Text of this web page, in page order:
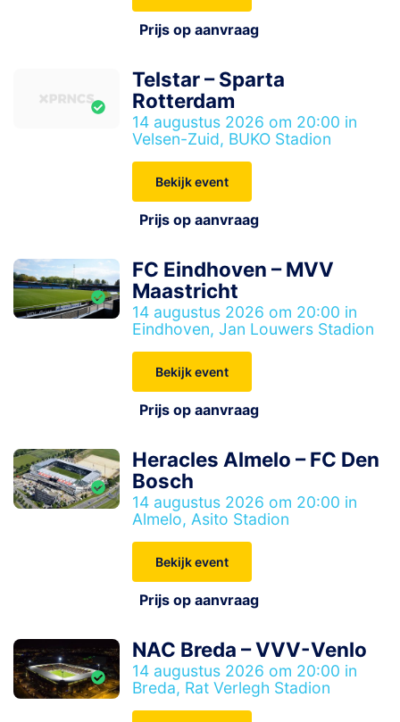
Prijs op aanvraag
Telstar – Sparta
Rotterdam
14 augustus 2026 om 20:00 in
Velsen-Zuid, BUKO Stadion
Bekijk event
Prijs op aanvraag
FC Eindhoven – MVV
Maastricht
14 augustus 2026 om 20:00 in
Eindhoven, Jan Louwers Stadion
Bekijk event
Prijs op aanvraag
Heracles Almelo – FC Den
Bosch
14 augustus 2026 om 20:00 in
Almelo, Asito Stadion
Bekijk event
Prijs op aanvraag
NAC Breda – VVV-Venlo
14 augustus 2026 om 20:00 in
Breda, Rat Verlegh Stadion